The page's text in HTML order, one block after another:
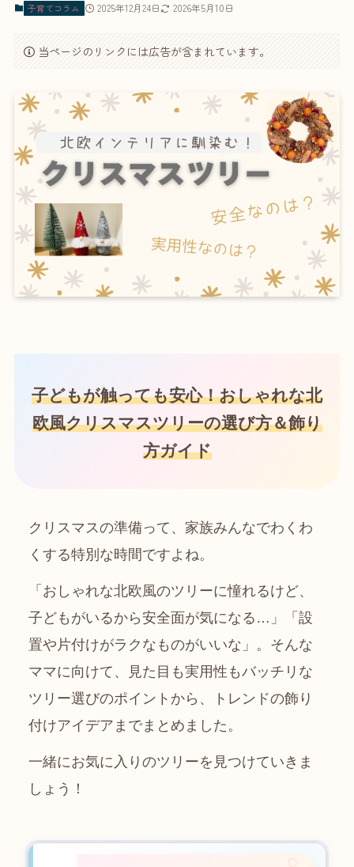
子育てコラム 2025年12月24日 2026年5月10日
当ページのリンクには広告が含まれています。
子どもが触っても安心！おしゃれな北
欧風クリスマスツリーの選び方＆飾り
方ガイド
クリスマスの準備って、家族みんなでわくわ
くする特別な時間ですよね。
「おしゃれな北欧風のツリーに憧れるけど、
子どもがいるから安全面が気になる…」「設
置や片付けがラクなものがいいな」。そんな
ママに向けて、見た目も実用性もバッチリな
ツリー選びのポイントから、トレンドの飾り
付けアイデアまでまとめました。
一緒にお気に入りのツリーを見つけていきま
しょう！